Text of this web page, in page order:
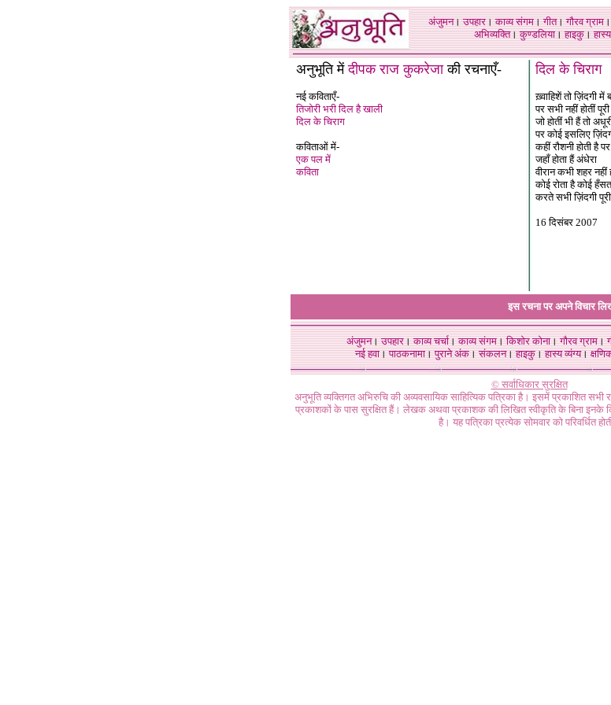
अंजुमन।उपहार।काव्य संगम।गीत।गौरव ग्राम
अभिव्यक्ति।कुण्डलिया।हाइकु।
अनुभूति मेंदीपक राज कुकरेजाकी रचनाएँ-
नई कविताएँ-
तिजोरी भरी दिल है खाली
दिल के चिराग
कविताओं में-
एक पल में
कविता
दिल के चिराग
ख़्वाहिशें तो ज़िंदगी में
पर सभी नहीं होतीं पूरी
जो होतीं भी हैं तो
पर कोई इसलिए
कहीं रौशनी होती है पर
जहाँ होता हैं अंधेरा
वीरान कभी शहर नहीं
कोई रोता है कोई
करते सभी ज़िंदगी पूरी
16 दिसंबर 2007
इस रचना पर अपने विचार
अंजुमन।उपहार।काव्य चर्चा।काव्य संगम।किशोर कोना।गौरव ग्राम।
नई हवा। पाठकनामा। पुराने अंक। संकलन। हाइकु। हास्य व्यंग्य।
© सर्वाधिकार सुरक्षित
अनुभूति व्यक्तिगत अभिरुचि की अव्यवसायिक साहित्यिक पत्रिका है। इसमें प्रकाशित
प्रकाशकों के पास सुरक्षित हैं। लेखक अथवा प्रकाशक की लिखित स्वीकृति के बिना इनके
है। यह पत्रिका प्रत्येक सोमवार को परिवर्धित